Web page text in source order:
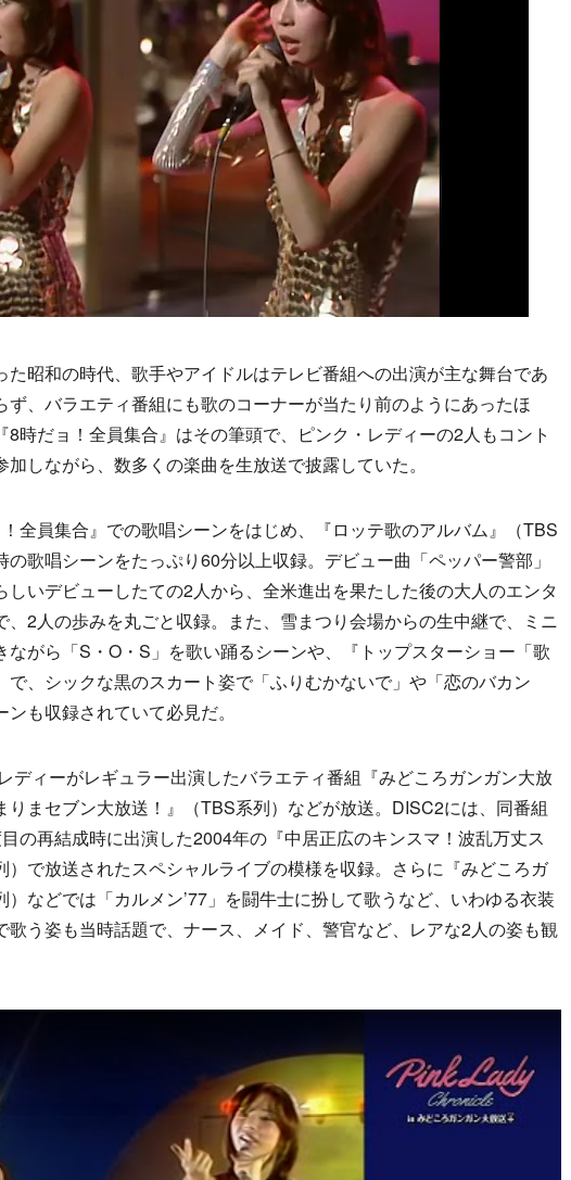
昭和の時代、歌手やアイドルはテレビ番組への出演が主な舞台であ
ず、バラエティ番組にも歌のコーナーが当たり前のようにあったほ
8時だョ！全員集合』はその筆頭で、ピンク・レディーの2人もコント
しながら、数多くの楽曲を生放送で披露していた。
全員集合』での歌唱シーンをはじめ、『ロッテ歌のアルバム』（TBS
歌唱シーンをたっぷり60分以上収録。デビュー曲「ペッパー警部」
しいデビューしたての2人から、全米進出を果たした後の大人のエンタ
、2人の歩みを丸ごと収録。また、雪まつり会場からの生中継で、ミニ
ながら「S・O・S」を歌い踊るシーンや、『トップスターショー「歌
で、シックな黒のスカート姿で「ふりむかないで」や「恋のバカン
も収録されていて必見だ。
ディーがレギュラー出演したバラエティ番組『みどころガンガン大放
まセブン大放送！』（TBS系列）などが放送。DISC2には、同番組
の再結成時に出演した2004年の『中居正広のキンスマ！波乱万丈ス
で放送されたスペシャルライブの模様を収録。さらに『みどころガ
などでは「カルメン’77」を闘牛士に扮して歌うなど、いわゆる衣装
歌う姿も当時話題で、ナース、メイド、警官など、レアな2人の姿も観